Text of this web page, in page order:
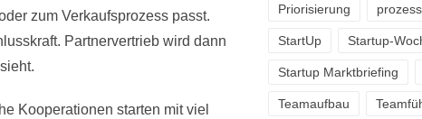
zum Verkaufsprozess passt.
Partnervertrieb wird dann
Kooperationen starten mit viel
Priorisierung
StartUp Startup-
Startup Marktbriefing
Teamaufbau